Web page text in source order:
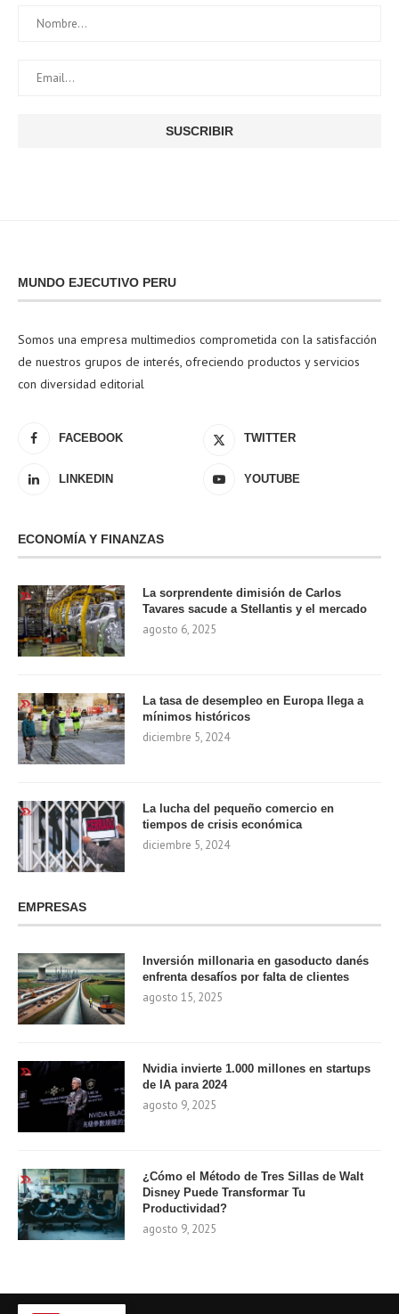
MUNDO EJECUTIVO PERU
Somos una empresa multimedios comprometida con la satisfacción
de nuestros grupos de interés, ofreciendo productos y servicios
con diversidad editorial
FACEBOOK TWITTER
LINKEDIN YOUTUBE
ECONOMÍA Y FINANZAS
La sorprendente dimisión de Carlos
Tavares sacude a Stellantis y el mercado
agosto 6, 2025
La tasa de desempleo en Europa llega a
mínimos históricos
diciembre 5, 2024
La lucha del pequeño comercio en
tiempos de crisis económica
diciembre 5, 2024
EMPRESAS
Inversión millonaria en gasoducto danés
enfrenta desafíos por falta de clientes
agosto 15, 2025
Nvidia invierte 1.000 millones en startups
de IA para 2024
agosto 9, 2025
¿Cómo el Método de Tres Sillas de Walt
Disney Puede Transformar Tu
Productividad?
agosto 9, 2025